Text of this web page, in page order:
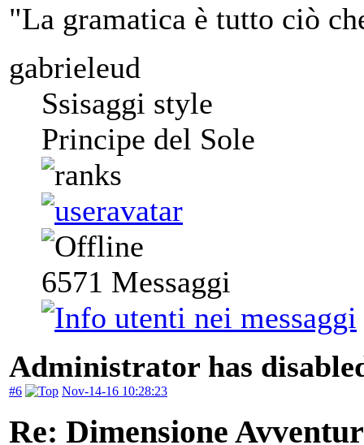
"La gramatica è tutto ciò
gabrieleud
Ssisaggi style
Principe del Sole
6571 Messaggi
Administrator has
#6 Nov-14-16 10:28:23
Re: Dimensione